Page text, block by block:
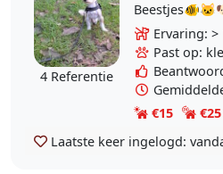
4 Referentie
andere
uitlaten van
uitgegroeid
Ervaring: >
Past op:
€15
€25
Laatste keer ingelogd: